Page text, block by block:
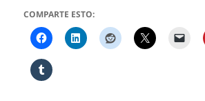
COMPARTE ESTO: